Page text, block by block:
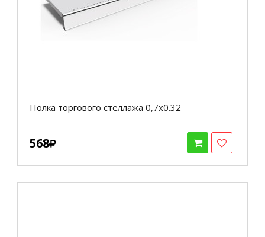
Полка торгового стеллажа 0,7х0.32
568